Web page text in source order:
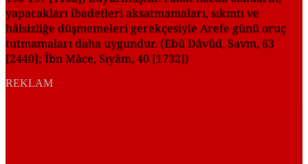
yapacakları ibadetleri aksatmamaları, sıkıntı ve
hâlsizliğe düşmemeleri gerekçesiyle Arefe günü oruç
tutmamaları daha uygundur. (Ebû Dâvûd, Savm, 63
[2440]; İbn Mâce, Sıyâm, 40 [1732])
REKLAM